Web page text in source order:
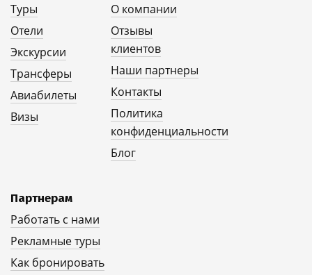
Туры
Отели
Экскурсии
Трансферы
Авиабилеты
Визы
О компании
Отзывы
клиентов
Наши партнеры
Контакты
Политика
конфиденциальности
Блог
Партнерам
Работать с нами
Рекламные туры
Как бронировать